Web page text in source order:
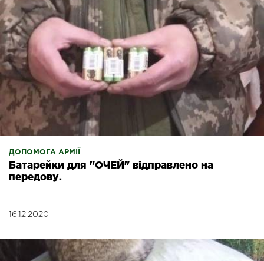
ДОПОМОГА АРМІЇ
Батарейки для "ОЧЕЙ" відправлено на
передову.
16.12.2020